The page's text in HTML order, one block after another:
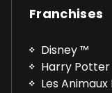
Franchises
Disney ™
Harry
Les